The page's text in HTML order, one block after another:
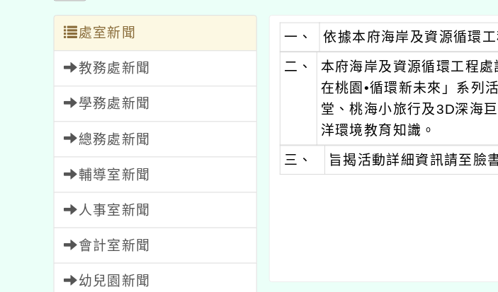
處室新聞
教務處新聞
學務處新聞
總務處新聞
輔導室新聞
人事室新聞
會計室新聞
幼兒園新聞
一、 依據本府海岸及資源循環
二、
本府海岸及資源循環工程
在桃園•循環新未來」系列
堂、桃海小旅行及3D深海
洋環境教育知識。
三、
旨揭活動詳細資訊請至臉